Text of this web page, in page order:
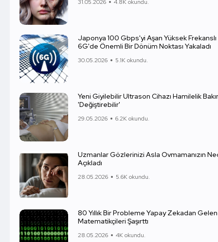
31.05.2026 4.8K okundu.
Japonya 100 Gbps'yi Aşan Yüksek Frekanslı
6G'de Önemli Bir Dönüm Noktası Yakaladı
30.05.2026 5.1K okundu.
Yeni Giyilebilir Ultrason Cihazı Hamilelik
'Değiştirebilir'
29.05.2026 6.2K okundu.
Uzmanlar Gözlerinizi Asla Ovmamanızın
Açıkladı
28.05.2026 5.6K okundu.
80 Yıllık Bir Probleme Yapay Zekadan Gelen
Matematikçileri Şaşırttı
28.05.2026 4K okundu.